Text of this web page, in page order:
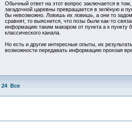
Обычный ответ на этот вопрос заключается в
загадочной царевны превращается в зелёную и
бы невозможно. Ловишь их ловишь, а они то
сравнят, то выяснится, что позы были как-то
информацию таким макаром от пункта а к пункту
классического канала.
Но есть и другие интересные опыты, их
возможности передавать информацию пронзая
24 Все